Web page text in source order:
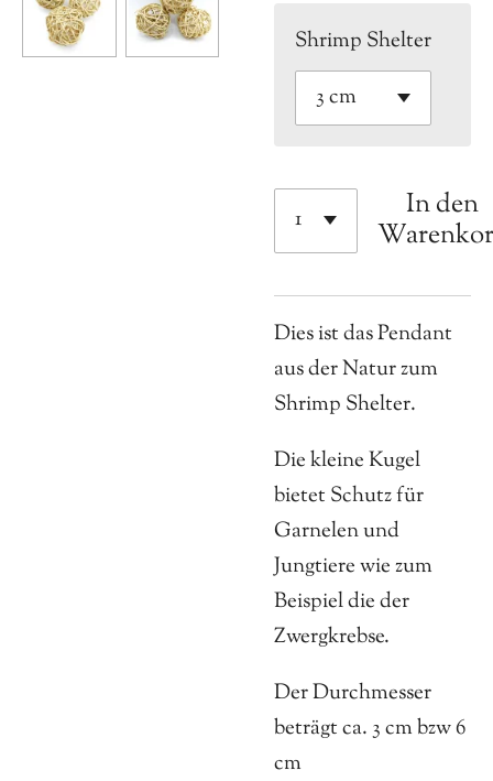
Shrimp Shelter
In den
Dies ist das Pendant
aus der Natur zum
Shrimp Shelter.
Die kleine Kugel
bietet Schutz für
Garnelen und
Jungtiere wie zum
Beispiel die der
Zwergkrebse.
Der Durchmesser
beträgt ca. 3 cm bzw 6
cm